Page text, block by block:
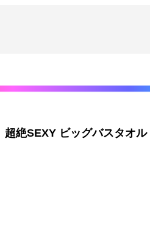
イス等のデジタルコンテンツは、出
ります。当選権利の譲渡、オークシ
景品がご用意ができなくなる場合
きく損なわない程度の微細なキズ
、弊社は一切責任を負いません。
名を入力（オプション登録）する
送となる場合がございます。
内容の選択」にてご希望の景品が表
超絶SEXY ビッグバスタオル